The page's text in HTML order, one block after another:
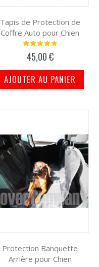
Tapis de Protection de
Coffre Auto pour Chien
Notation:
45,00 €
AJOUTER AU PANIER
Protection Banquette
Arrière pour Chien